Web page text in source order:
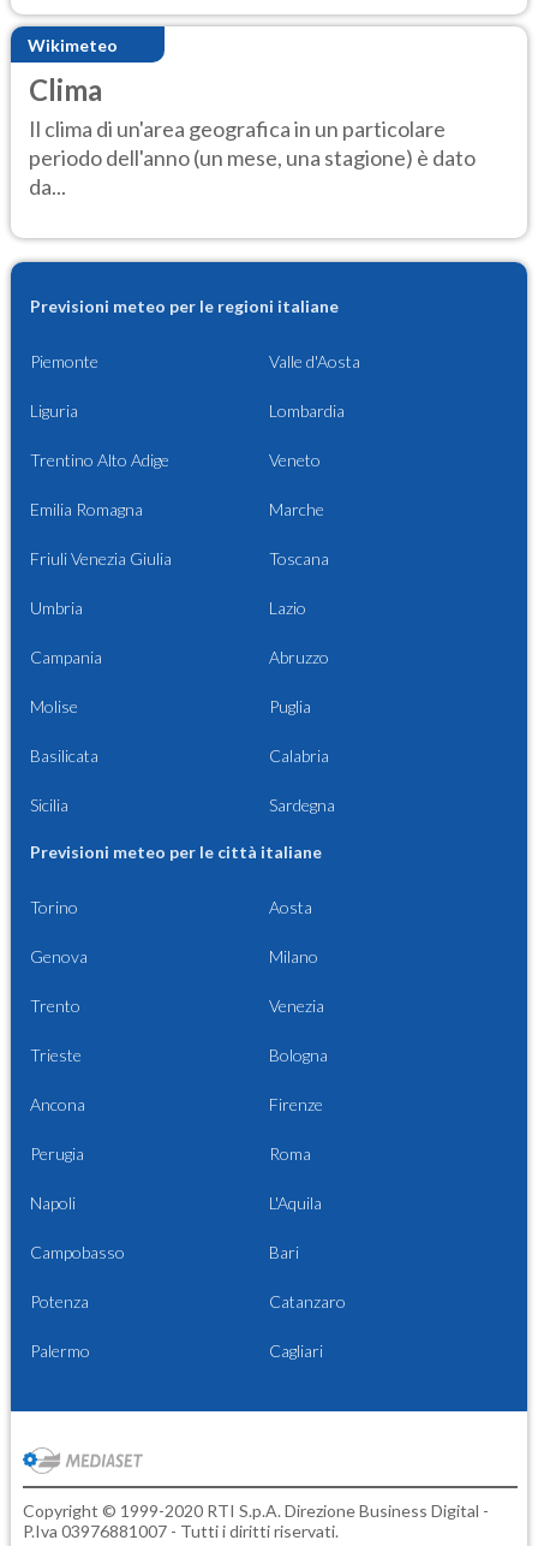
Wikimeteo
Clima
Il clima di un'area geografica in un particolare
periodo dell'anno (un mese, una stagione) è dato
da...
Previsioni meteo per le regioni italiane
Piemonte Valle d'Aosta
Liguria Lombardia
Trentino Alto Adige Veneto
Emilia Romagna Marche
Friuli Venezia Giulia Toscana
Umbria Lazio
Campania Abruzzo
Molise Puglia
Basilicata Calabria
Sicilia Sardegna
Previsioni meteo per le città italiane
Torino Aosta
Genova Milano
Trento Venezia
Trieste Bologna
Ancona Firenze
Perugia Roma
Napoli L'Aquila
Campobasso Bari
Potenza Catanzaro
Palermo Cagliari
Copyright © 1999-2020 RTI S.p.A. Direzione Business Digital -
P.Iva 03976881007 - Tutti i diritti riservati.